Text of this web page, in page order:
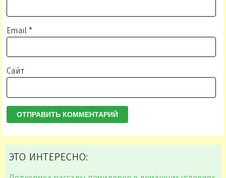
Email*
Сайт
ЭТО ИНТЕРЕСНО: